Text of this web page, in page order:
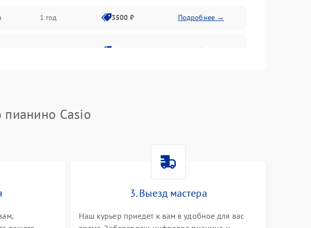
1 год 3500 ₽ Подробнее →
2800 ₽ Подробнее →
Casio
3. Выезд мастера
Наш курьер приедет к вам в удобное для вас